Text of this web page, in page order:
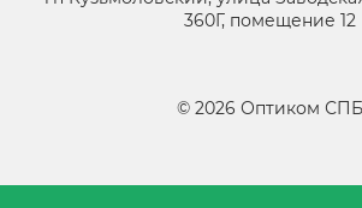
360Г, помещение 12
© 2026 Оптиком СПБ